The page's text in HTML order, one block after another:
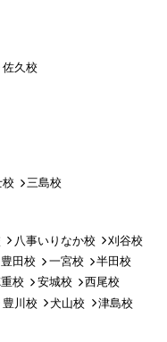
佐久校
校 三島校
八事いりなか校
刈谷校
豊田校 一宮校
半田校
校 安城校
西尾校
豊川校 犬山校
津島校